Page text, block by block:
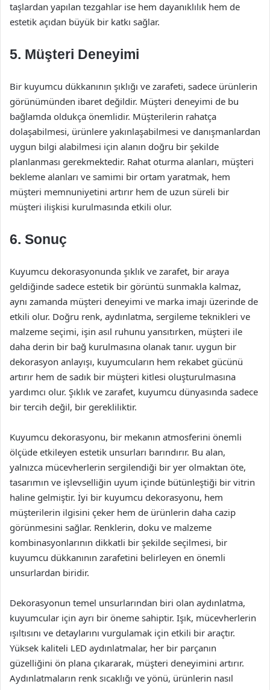
taşlardan yapılan tezgahlar ise hem dayanıklılık hem de
estetik açıdan büyük bir katkı sağlar.
5. Müşteri Deneyimi
Bir kuyumcu dükkanının şıklığı ve zarafeti, sadece ürünlerin
görünümünden ibaret değildir. Müşteri deneyimi de bu
bağlamda oldukça önemlidir. Müşterilerin rahatça
dolaşabilmesi, ürünlere yakınlaşabilmesi ve danışmanlardan
uygun bilgi alabilmesi için alanın doğru bir şekilde
planlanması gerekmektedir. Rahat oturma alanları, müşteri
bekleme alanları ve samimi bir ortam yaratmak, hem
müşteri memnuniyetini artırır hem de uzun süreli bir
müşteri ilişkisi kurulmasında etkili olur.
6. Sonuç
Kuyumcu dekorasyonunda şıklık ve zarafet, bir araya
geldiğinde sadece estetik bir görüntü sunmakla kalmaz,
aynı zamanda müşteri deneyimi ve marka imajı üzerinde de
etkili olur. Doğru renk, aydınlatma, sergileme teknikleri ve
malzeme seçimi, işin asıl ruhunu yansıtırken, müşteri ile
daha derin bir bağ kurulmasına olanak tanır. uygun bir
dekorasyon anlayışı, kuyumcuların hem rekabet gücünü
artırır hem de sadık bir müşteri kitlesi oluşturulmasına
yardımcı olur. Şıklık ve zarafet, kuyumcu dünyasında sadece
bir tercih değil, bir gerekliliktir.
Kuyumcu dekorasyonu, bir mekanın atmosferini önemli
ölçüde etkileyen estetik unsurları barındırır. Bu alan,
yalnızca mücevherlerin sergilendiği bir yer olmaktan öte,
tasarımın ve işlevselliğin uyum içinde bütünleştiği bir vitrin
haline gelmiştir. İyi bir kuyumcu dekorasyonu, hem
müşterilerin ilgisini çeker hem de ürünlerin daha cazip
görünmesini sağlar. Renklerin, doku ve malzeme
kombinasyonlarının dikkatli bir şekilde seçilmesi, bir
kuyumcu dükkanının zarafetini belirleyen en önemli
unsurlardan biridir.
Dekorasyonun temel unsurlarından biri olan aydınlatma,
kuyumcular için ayrı bir öneme sahiptir. Işık, mücevherlerin
ışıltısını ve detaylarını vurgulamak için etkili bir araçtır.
Yüksek kaliteli LED aydınlatmalar, her bir parçanın
güzelliğini ön plana çıkararak, müşteri deneyimini artırır.
Aydınlatmaların renk sıcaklığı ve yönü, ürünlerin nasıl